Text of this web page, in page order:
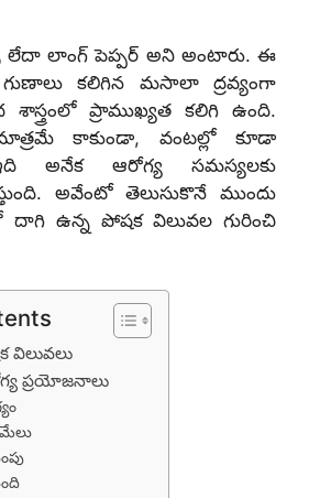
లేదా లాంగ్ పెప్పర్ అని అంటారు. ఈ
కలిగిన మసాలా ద్రవ్యంగా
ప్రాముఖ్యత కలిగి ఉంది.
కాకుండా, వంటల్లో కూడా
అనేక ఆరోగ్య సమస్యలకు
అవేంటో తెలుసుకొనే ముందు
ఉన్న పోషక విలువల గురించి
విలువలు
ప్రయోజనాలు
మేలు